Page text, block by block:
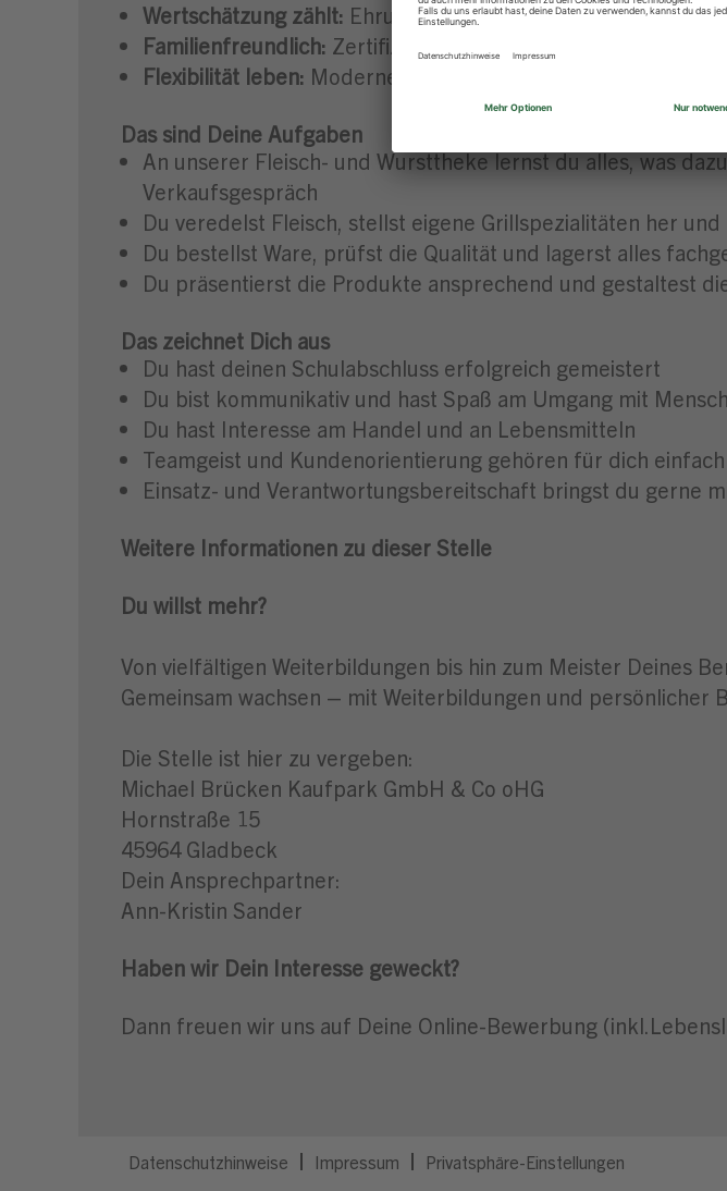
Wertschätzung zählt: Ehrung der besten Azubis für
Familienfreundlich: Zertifiziert durch BuF – Beruf & Familie
Flexibilität leben: Moderne Angebote für Beruf und
Das sind Deine Aufgaben
An unserer Fleisch- und Wursttheke lernst du alles, was
Verkaufsgespräch
Du veredelst Fleisch, stellst eigene Grillspezialitäten her
Du bestellst Ware, prüfst die Qualität und lagerst alles
Du präsentierst die Produkte ansprechend und gestaltest
Das zeichnet Dich aus
Du hast deinen Schulabschluss erfolgreich gemeistert
Du bist kommunikativ und hast Spaß am Umgang mit
Du hast Interesse am Handel und an Lebensmitteln
Teamgeist und Kundenorientierung gehören für dich
Einsatz- und Verantwortungsbereitschaft bringst du gerne
Weitere Informationen zu dieser Stelle
Du willst mehr?
Von vielfältigen Weiterbildungen bis hin zum Meister Deines
Gemeinsam wachsen – mit Weiterbildungen und persönlicher
Die Stelle ist hier zu vergeben:
Michael Brücken Kaufpark GmbH & Co oHG
Hornstraße 15
45964 Gladbeck
Dein Ansprechpartner:
Ann-Kristin Sander
Haben wir Dein Interesse geweckt?
Dann freuen wir uns auf Deine Online-Bewerbung
Datenschutzhinweise Impressum Privatsphäre-Einstellungen